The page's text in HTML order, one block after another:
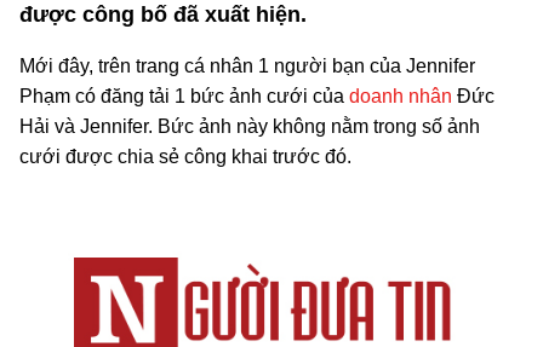
được công bố đã xuất hiện.
Mới đây, trên trang cá nhân 1 người bạn của Jennifer
Phạm có đăng tải 1 bức ảnh cưới của doanh nhân Đức
Hải và Jennifer. Bức ảnh này không nằm trong số ảnh
cưới được chia sẻ công khai trước đó.